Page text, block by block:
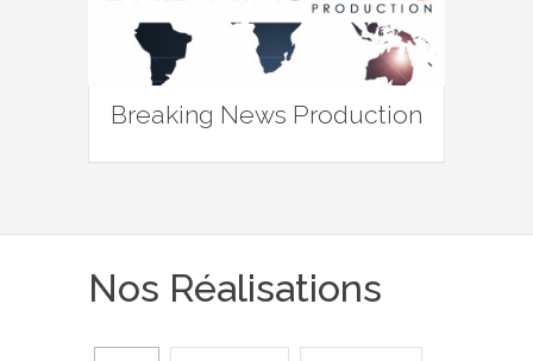
Breaking News Production
Nos Réalisations